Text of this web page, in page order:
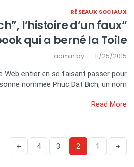
RÉSEAUX SOCIAUX
l’histoire d’un faux
qui a berné la Toile
11/25/2015
admin
Web entier en se faisant passer pour
nommée Phuc Dat Bich, un nom…
Read More
1
2
3
4